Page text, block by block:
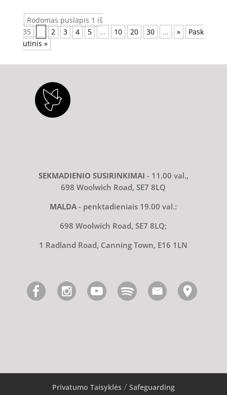
Rodomas puslapis 1 iš
35
2 3 4 5 ... 10 20 30 ... »
Pask
utinis »
SEKMADIENIO SUSIRINKIMAI - 11.00 val.,
698 Woolwich Road, SE7 8LQ
MALDA- penktadieniais 19.00 val.:
698 Woolwich Road, SE7 8LQ;
1 Radland Road, Canning Town, E16 1LN
Privatumo Taisyklės Safeguarding